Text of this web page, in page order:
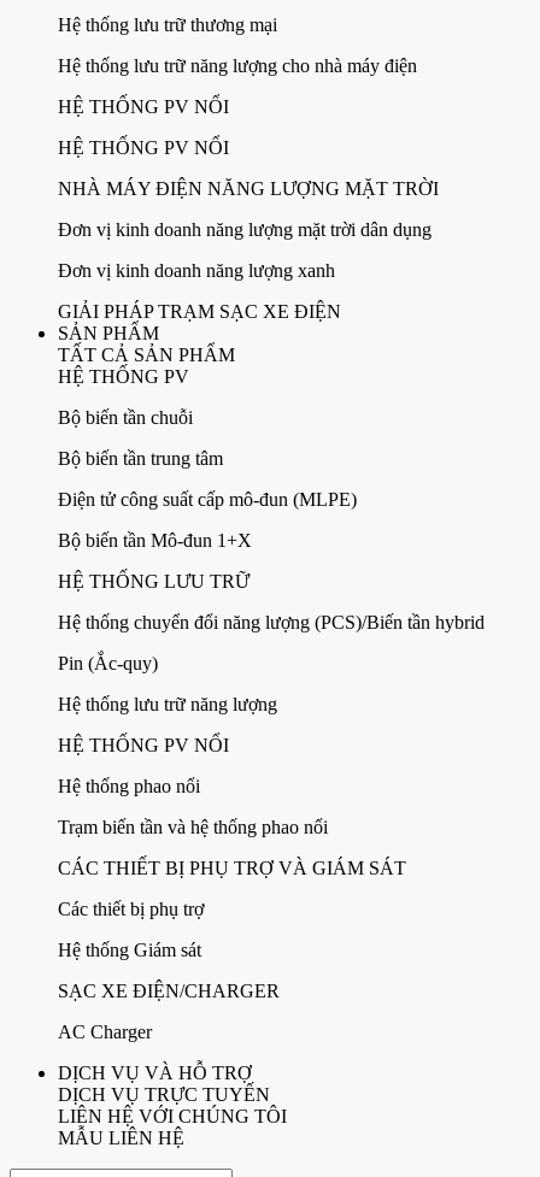
Hệ thống lưu trữ thương mại
Hệ thống lưu trữ năng lượng cho nhà máy điện
HỆ THỐNG PV NỔI
HỆ THỐNG PV NỔI
NHÀ MÁY ĐIỆN NĂNG LƯỢNG MẶT TRỜI
Đơn vị kinh doanh năng lượng mặt trời dân dụng
Đơn vị kinh doanh năng lượng xanh
GIẢI PHÁP TRẠM SẠC XE ĐIỆN
SẢN PHẨM
TẤT CẢ SẢN PHẨM
HỆ THỐNG PV
Bộ biến tần chuỗi
Bộ biến tần trung tâm
Điện tử công suất cấp mô-đun (MLPE)
Bộ biến tần Mô-đun 1+X
HỆ THỐNG LƯU TRỮ
Hệ thống chuyển đổi năng lượng (PCS)/Biến tần hybrid
Pin (Ắc-quy)
Hệ thống lưu trữ năng lượng
HỆ THỐNG PV NỔI
Hệ thống phao nổi
Trạm biến tần và hệ thống phao nổi
CÁC THIẾT BỊ PHỤ TRỢ VÀ GIÁM SÁT
Các thiết bị phụ trợ
Hệ thống Giám sát
SẠC XE ĐIỆN/CHARGER
AC Charger
DỊCH VỤ VÀ HỖ TRỢ
DỊCH VỤ TRỰC TUYẾN
LIÊN HỆ VỚI CHÚNG TÔI
MẪU LIÊN HỆ